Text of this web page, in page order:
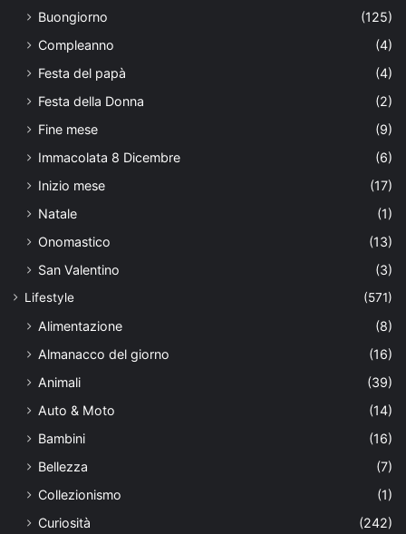
Buongiorno
(125)
Compleanno
(4)
Festa del papà
(4)
Festa della Donna
(2)
Fine mese
(9)
Immacolata 8 Dicembre
(6)
Inizio mese
(17)
Natale
(1)
Onomastico
(13)
San Valentino
(3)
Lifestyle (571)
Alimentazione
(8)
Almanacco del giorno
(16)
Animali
(39)
Auto & Moto
(14)
Bambini
(16)
Bellezza
(7)
Collezionismo
(1)
Curiosità
(242)